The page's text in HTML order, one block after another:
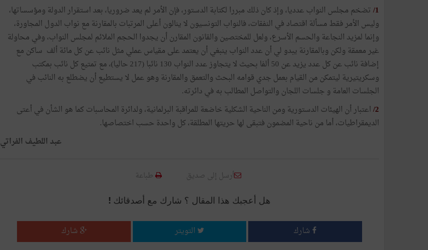
1/ تضخم مجلس النواب عدديا، وإذ كان ذلك مبررا لكتابة الدستور، فإن الأمر لم يعد ضروريا، بعد استقرار الدولة ومؤسساتها،
وليس الأمر فقط مسألة اقتصاد في النفقات، فالنواب التونسيون لا ينالون أعلى المرتبات بالمقارنة مع نواب الدول المجاورة،
وإنما لمزيد النجاعة والحسم الأسرع، ولعل للمختصين والقانون المقارن أن يجدوا الحجم الملائم لمجلس النواب، وفي محاولة
غير معمقة ولكن وبالمقارنة يبدو لي أن عدد النواب ينبغي أن يعتمد على مقياس عملي مثل نائب عن كل مائة ألف ساكن مع
إضافة نائب عن كل عدد يزيد عن 50 ألفا بحيث لا يتجاوز عدد النواب 130 نائبا (217 حاليا)، مع تمتيع كل نائب بمكتب
وسكريتيرية ليتمكن من القيام بعمل جدي قوامه البحث والتعمق والمقارنة وهو عمل لا يستطيع أن يضطلع به النائب في
الجلسات العامة و جلسات اللجان والتواصل المطالب به في دائرته.
2/ اعتبار أن الهيئات الدستورية ومن الناحية الشكلية خاضعة للمراقبة البرلمانية، ولدائرة المحاسبات كما هو الشأن في أعتى
الديمقراطيات، أما من ناحية المضمون فتبقى لها حريتها المطلقة، كل واحدة حسب اختصاصها.
عبد اللطيف الفراتي
أرسل إلى صديق طباعة
هل أعجبك هذا المقال ؟ شارك مع أصدقائك !
شارك التويتر شارك